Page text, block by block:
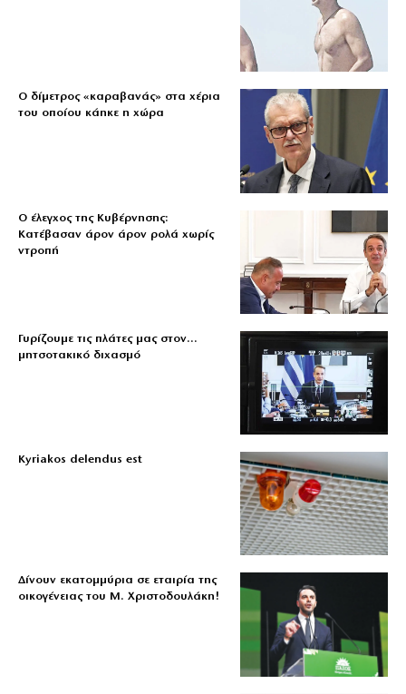
Ο δίμετρος «καραβανάς» στα χέρια
του οποίου κάηκε η χώρα
Ο έλεγχος της Κυβέρνησης:
Κατέβασαν άρον άρον ρολά χωρίς
ντροπή
Γυρίζουμε τις πλάτες μας στον…
μητσοτακικό διχασμό
Kyriakos delendus est
Δίνουν εκατομμύρια σε εταιρία της
οικογένειας του Μ. Χριστοδουλάκη!